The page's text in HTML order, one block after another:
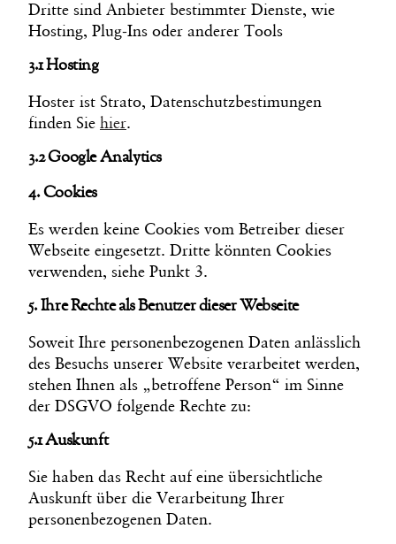
Dritte sind Anbieter bestimmter Dienste, wie
Hosting, Plug-Ins oder anderer Tools
3.1 Hosting
Hoster ist Strato, Datenschutzbestimungen
finden Sie hier.
3.2 Google Analytics
4. Cookies
Es werden keine Cookies vom Betreiber dieser
Webseite eingesetzt. Dritte könnten Cookies
verwenden, siehe Punkt 3.
5. Ihre Rechte als Benutzer dieser Webseite
Soweit Ihre personenbezogenen Daten anlässlich
des Besuchs unserer Website verarbeitet werden,
stehen Ihnen als „betroffene Person“ im Sinne
der DSGVO folgende Rechte zu:
5.1 Auskunft
Sie haben das Recht auf eine übersichtliche
Auskunft über die Verarbeitung Ihrer
personenbezogenen Daten.